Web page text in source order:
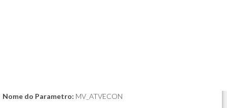
Nome do Parametro: MV_ATVECON